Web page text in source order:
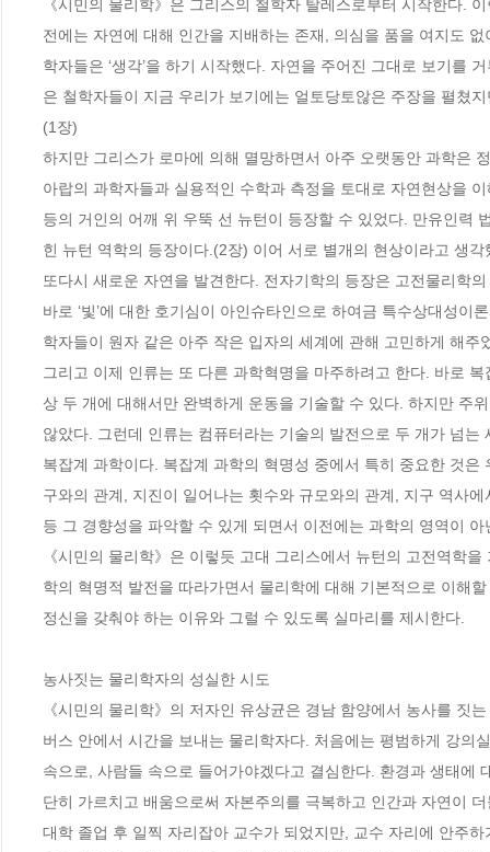
《시민의 물리학》은 그리스의 철학자 탈레스로부터 시작한다.
전에는 자연에 대해 인간을 지배하는 존재, 의심을 품을 여지도
학자들은 ‘생각’을 하기 시작했다. 자연을 주어진 그대로 보기를
은 철학자들이 지금 우리가 보기에는 얼토당토않은 주장을 펼쳤지
(1장)
하지만 그리스가 로마에 의해 멸망하면서 아주 오랫동안 과학은
아랍의 과학자들과 실용적인 수학과 측정을 토대로 자연현상을
등의 거인의 어깨 위 우뚝 선 뉴턴이 등장할 수 있었다. 만유인력
힌 뉴턴 역학의 등장이다.(2장) 이어 서로 별개의 현상이라고 생
또다시 새로운 자연을 발견한다. 전자기학의 등장은 고전물리학
바로 ‘빛’에 대한 호기심이 아인슈타인으로 하여금 특수상대성
학자들이 원자 같은 아주 작은 입자의 세계에 관해 고민하게 해
그리고 이제 인류는 또 다른 과학혁명을 마주하려고 한다. 바로
상 두 개에 대해서만 완벽하게 운동을 기술할 수 있다. 하지만 주
않았다. 그런데 인류는 컴퓨터라는 기술의 발전으로 두 개가 넘
복잡계 과학이다. 복잡계 과학의 혁명성 중에서 특히 중요한 것
구와의 관계, 지진이 일어나는 횟수와 규모와의 관계, 지구 역사
등 그 경향성을 파악할 수 있게 되면서 이전에는 과학의 영역이
《시민의 물리학》은 이렇듯 고대 그리스에서 뉴턴의 고전역학
학의 혁명적 발전을 따라가면서 물리학에 대해 기본적으로 이해
정신을 갖춰야 하는 이유와 그럴 수 있도록 실마리를 제시한다.
농사짓는 물리학자의 성실한 시도
《시민의 물리학》의 저자인 유상균은 경남 함양에서 농사를 짓
버스 안에서 시간을 보내는 물리학자다. 처음에는 평범하게 강의
속으로, 사람들 속으로 들어가야겠다고 결심한다. 환경과 생태에
단히 가르치고 배움으로써 자본주의를 극복하고 인간과 자연이
대학 졸업 후 일찍 자리잡아 교수가 되었지만, 교수 자리에 안주